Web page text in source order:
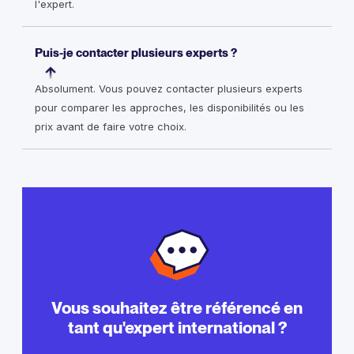
l'expert.
Puis-je contacter plusieurs experts ?
Absolument. Vous pouvez contacter plusieurs experts
pour comparer les approches, les disponibilités ou les
prix avant de faire votre choix.
Vous souhaitez être référencé en
tant qu'expert international ?